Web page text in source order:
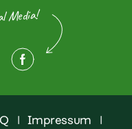
Media!
| Impressum
|